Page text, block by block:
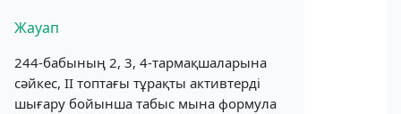
Жауап
244-бабының 2, 3, 4-тармақшаларына
сәйкес, II топтағы тұрақты активтерді
шығару бойынша табыс мына формула